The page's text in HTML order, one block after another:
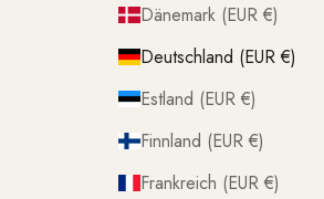
Dänemark (EUR €)
Deutschland (EUR €)
Estland (EUR €)
Finnland (EUR €)
Frankreich (EUR €)